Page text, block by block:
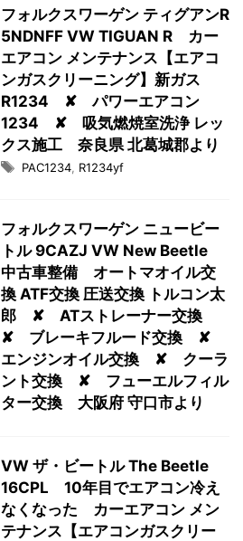
フォルクスワーゲン ティグアンR
5NDNFF VW TIGUAN R カー
エアコン メンテナンス【エアコ
ンガスクリーニング】新ガス
R1234 ✘ パワーエアコン
1234 ✘ 吸気燃焼室洗浄 レッ
クス施工 奈良県 北葛城郡より
PAC1234 R1234yf
フォルクスワーゲン ニュービー
トル 9CAZJ VW New Beetle
中古車整備 オートマオイル交
換 ATF交換 圧送交換 トルコン太
郎 ✘ ATストレーナー交換
✘ ブレーキフルード交換 ✘
エンジンオイル交換 ✘ クーラ
ント交換 ✘ フューエルフィル
ター交換 大阪府 守口市より
VW ザ・ビートル The Beetle
16CPL 10年目でエアコン冷え
なくなった カーエアコン メン
テナンス【エアコンガスクリー